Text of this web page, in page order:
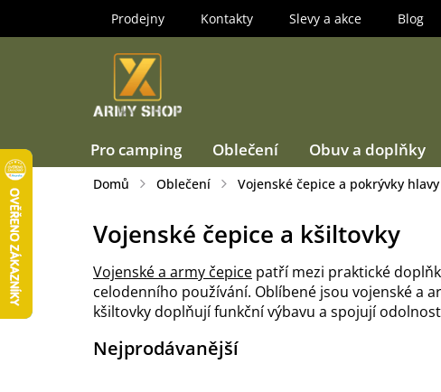
Prodejny Kontakty Slevy a akce Blog
Pro camping Oblečení Obuv a doplňky
Domů Oblečení Vojenské čepice a pokrývky hlavy
Vojenské čepice a kšiltovky
Vojenské a army čepice patří mezi praktické
celodenního používání. Oblíbené jsou vojenské a
kšiltovky doplňují funkční výbavu a spojují
Nejprodávanější